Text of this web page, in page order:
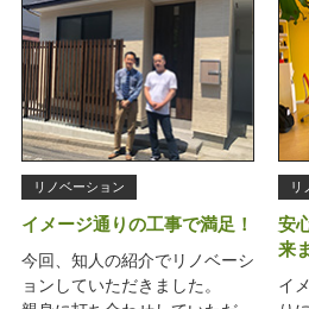
リノベーション
イメージ通りの工事で満足！
今回、知人の紹介でリノベーシ
ョンしていただきました。
リ
安
来
イ